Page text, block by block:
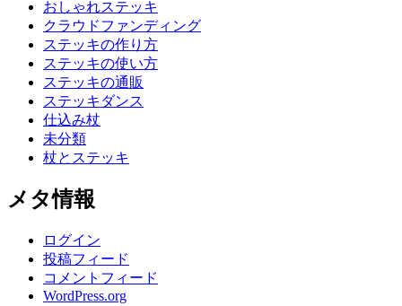
おしゃれステッキ
クラウドファンディング
ステッキの作り方
ステッキの使い方
ステッキの通販
ステッキダンス
仕込み杖
未分類
杖とステッキ
メタ情報
ログイン
投稿フィード
コメントフィード
WordPress.org